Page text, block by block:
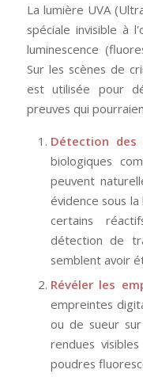
La lumière UVA
spéciale invisible à
luminescence
Sur les scènes de
est utilisée pour
preuves qui
Détection des
biologiques
peuvent
évidence sous
certains
détection de
semblent avoir
Révéler les
empreintes
ou de sueur
rendues
poudres